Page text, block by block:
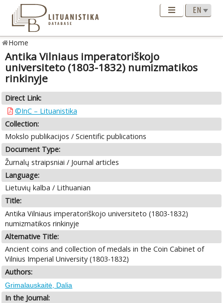
Home
Antika Vilniaus imperatoriškojo
universiteto (1803-1832) numizmatikos
rinkinyje
Direct Link:
©InC – Lituanistika
Collection:
Mokslo publikacijos / Scientific publications
Document Type:
Žurnalų straipsniai / Journal articles
Language:
Lietuvių kalba / Lithuanian
Title:
Antika Vilniaus imperatoriškojo universiteto (1803-1832)
numizmatikos rinkinyje
Alternative Title:
Ancient coins and collection of medals in the Coin Cabinet of
Vilnius Imperial University (1803-1832)
Authors:
Grimalauskaitė, Dalia
In the Journal: